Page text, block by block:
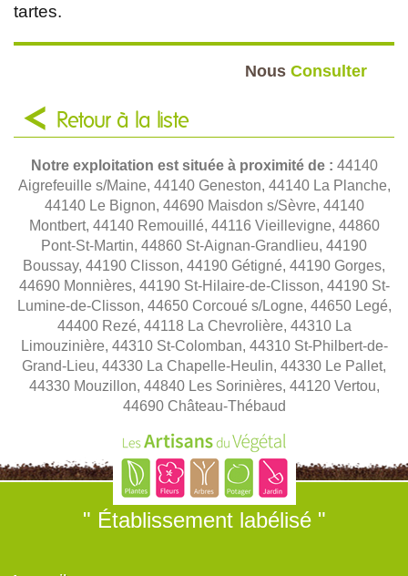
tartes.
Nous Consulter
Retour à la liste
Notre exploitation est située à proximité de : 44140
Aigrefeuille s/Maine, 44140 Geneston, 44140 La Planche,
44140 Le Bignon, 44690 Maisdon s/Sèvre, 44140
Montbert, 44140 Remouillé, 44116 Vieillevigne, 44860
Pont-St-Martin, 44860 St-Aignan-Grandlieu, 44190
Boussay, 44190 Clisson, 44190 Gétigné, 44190 Gorges,
44690 Monnières, 44190 St-Hilaire-de-Clisson, 44190 St-
Lumine-de-Clisson, 44650 Corcoué s/Logne, 44650 Legé,
44400 Rezé, 44118 La Chevrolière, 44310 La
Limouzinière, 44310 St-Colomban, 44310 St-Philbert-de-
Grand-Lieu, 44330 La Chapelle-Heulin, 44330 Le Pallet,
44330 Mouzillon, 44840 Les Sorinières, 44120 Vertou,
44690 Château-Thébaud
" Établissement labélisé "